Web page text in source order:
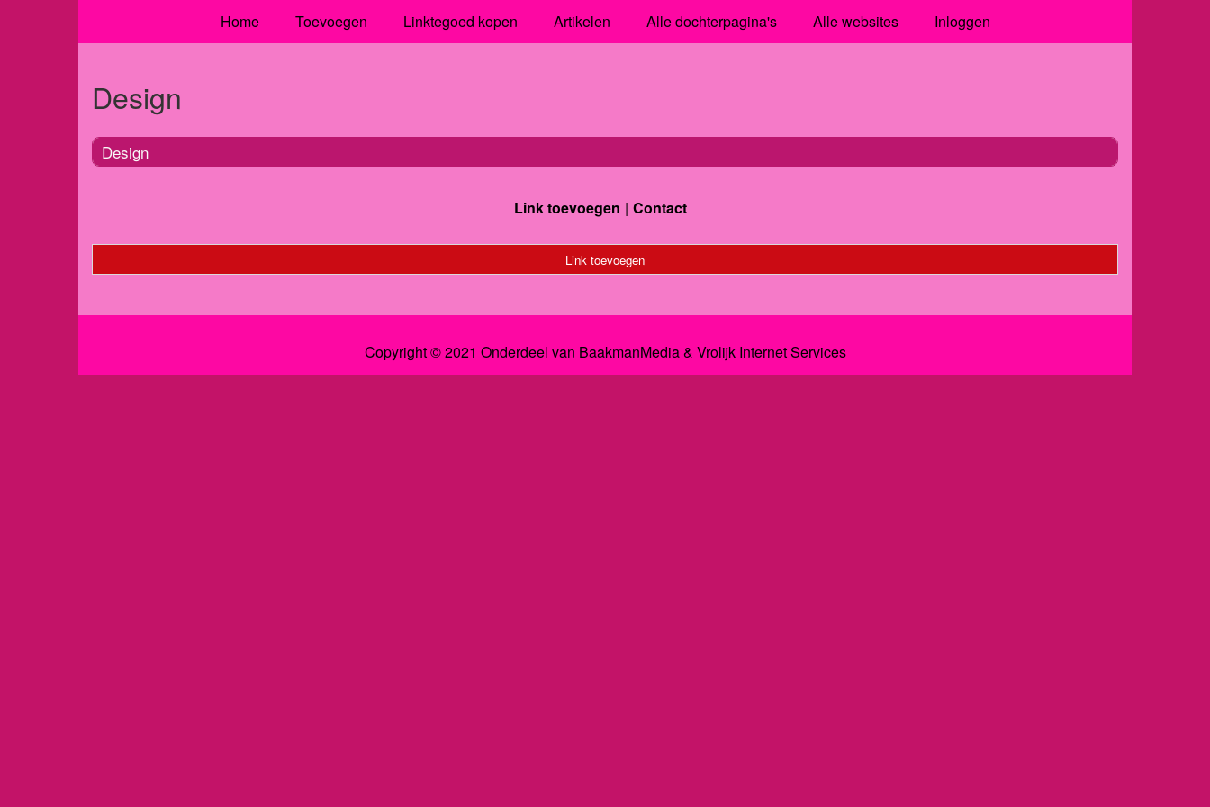
Home Toevoegen Linktegoed kopen Artikelen Alle dochterpagina's Alle websites Inloggen
Design
Design
Link toevoegen Contact
Link toevoegen
Copyright © 2021 Onderdeel van BaakmanMedia& Vrolijk Internet Services